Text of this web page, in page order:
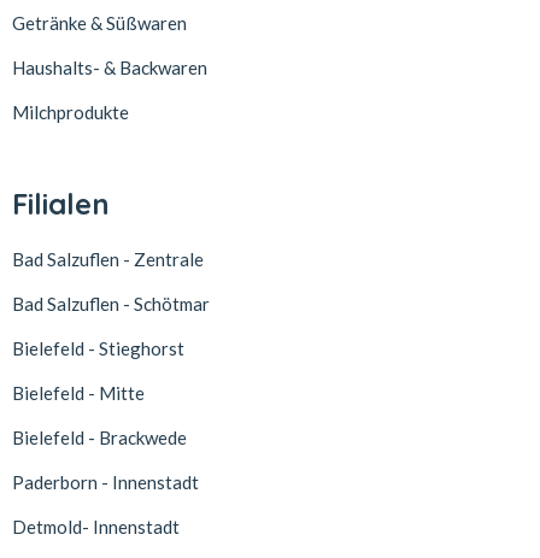
Getränke & Süßwaren
Haushalts- & Backwaren
Milchprodukte
Filialen
Bad Salzuflen - Zentrale
Bad Salzuflen - Schötmar
Bielefeld - Stieghorst
Bielefeld - Mitte
Bielefeld - Brackwede
Paderborn - Innenstadt
Detmold- Innenstadt